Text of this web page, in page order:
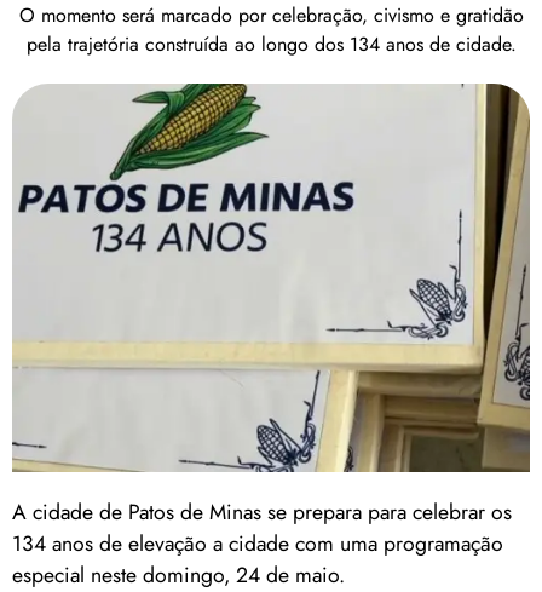
O momento será marcado por celebração, civismo e gratidão
pela trajetória construída ao longo dos 134 anos de cidade.
A cidade de Patos de Minas se prepara para celebrar os
134 anos de elevação a cidade com uma programação
especial neste domingo, 24 de maio.